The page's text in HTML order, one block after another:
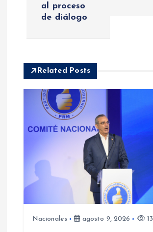
ó
n
e
n
t
al proceso
de diálogo
Related Posts
Nacionales agosto 9, 2026